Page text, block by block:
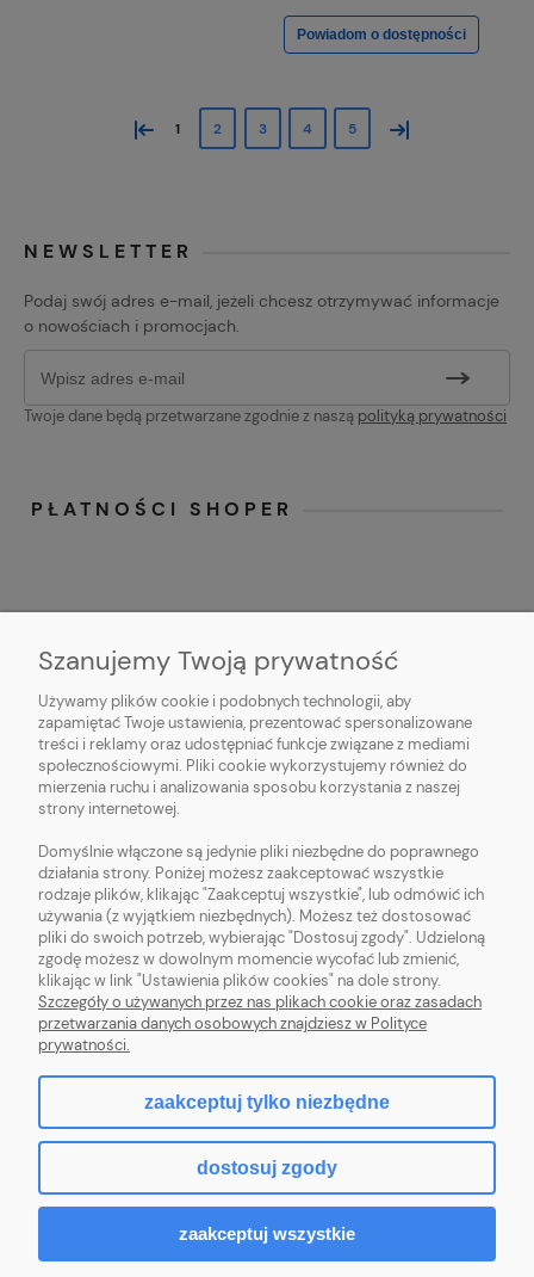
Powiadom o dostępności
« 1 2 3 4 5 »
NEWSLETTER
Podaj swój adres e-mail, jeżeli chcesz otrzymywać informacje
o nowościach i promocjach.
Twoje dane będą przetwarzane zgodnie z naszą polityką prywatności
PŁATNOŚCI SHOPER
O NAS
OBSŁUGA KLIENTA
POMOC
MOJE KONTO
Sklep z włóczką. Internetowa pasmanteria. Włóczki wełniane. Włóczki
bawełniane. Tanie włóczki. Włóczki ręcznie farbowane.
Sklep internetowy Shoper.pl
Szanujemy Twoją prywatność
Używamy plików cookie i podobnych technologii, aby
zapamiętać Twoje ustawienia, prezentować spersonalizowane
treści i reklamy oraz udostępniać funkcje związane z mediami
społecznościowymi. Pliki cookie wykorzystujemy również do
mierzenia ruchu i analizowania sposobu korzystania z naszej
strony internetowej.
Domyślnie włączone są jedynie pliki niezbędne do poprawnego
działania strony. Poniżej możesz zaakceptować wszystkie
rodzaje plików, klikając "Zaakceptuj wszystkie", lub odmówić ich
używania (z wyjątkiem niezbędnych). Możesz też dostosować
pliki do swoich potrzeb, wybierając "Dostosuj zgody". Udzieloną
zgodę możesz w dowolnym momencie wycofać lub zmienić,
klikając w link "Ustawienia plików cookies" na dole strony.
Szczegóły o używanych przez nas plikach cookie oraz zasadach
przetwarzania danych osobowych znajdziesz w Polityce
prywatności.
zaakceptuj tylko niezbędne
dostosuj zgody
zaakceptuj wszystkie